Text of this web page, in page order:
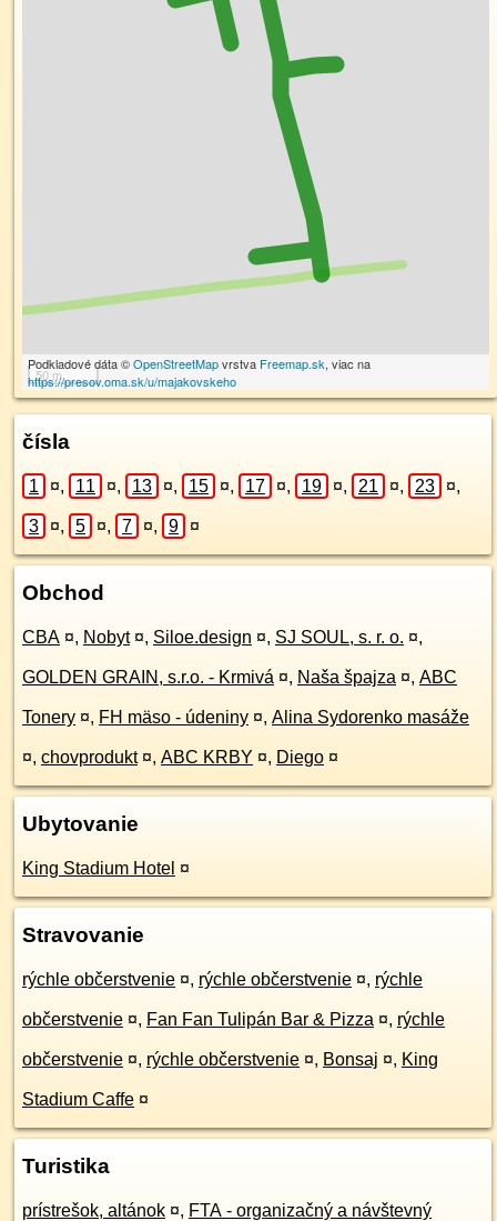
50 m
Podkladové dáta ©OpenStreetMapvrstva Freemap.sk, viac na
https://presov.oma.sk/u/majakovskeho
čísla
1 ¤, 11 ¤, 13 ¤, 15 ¤, 17 ¤, 19 ¤, 21 ¤, 23 ¤,
3 ¤, 5 ¤, 7 ¤, 9 ¤
Obchod
CBA ¤, Nobyt ¤, Siloe.design ¤, SJ SOUL, s. r. o. ¤,
GOLDEN GRAIN, s.r.o. - Krmivá ¤, Naša špajza ¤, ABC
Tonery ¤, FH mäso - údeniny ¤, Alina Sydorenko masáže
¤, chovprodukt ¤, ABC KRBY ¤, Diego ¤
Ubytovanie
King Stadium Hotel ¤
Stravovanie
rýchle občerstvenie ¤, rýchle občerstvenie ¤, rýchle
občerstvenie ¤, Fan Fan Tulipán Bar & Pizza ¤, rýchle
občerstvenie ¤, rýchle občerstvenie ¤, Bonsaj ¤, King
Stadium Caffe ¤
Turistika
prístrešok, altánok ¤, FTA - organizačný a návštevný